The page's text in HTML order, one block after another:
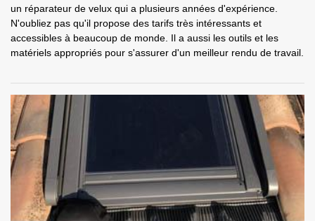
un réparateur de velux qui a plusieurs années d'expérience.
N'oubliez pas qu'il propose des tarifs très intéressants et
accessibles à beaucoup de monde. Il a aussi les outils et les
matériels appropriés pour s'assurer d'un meilleur rendu de travail.